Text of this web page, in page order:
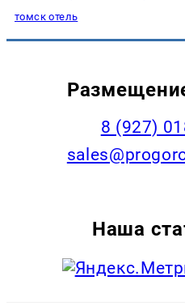
томск отель
8 (927)
Наша